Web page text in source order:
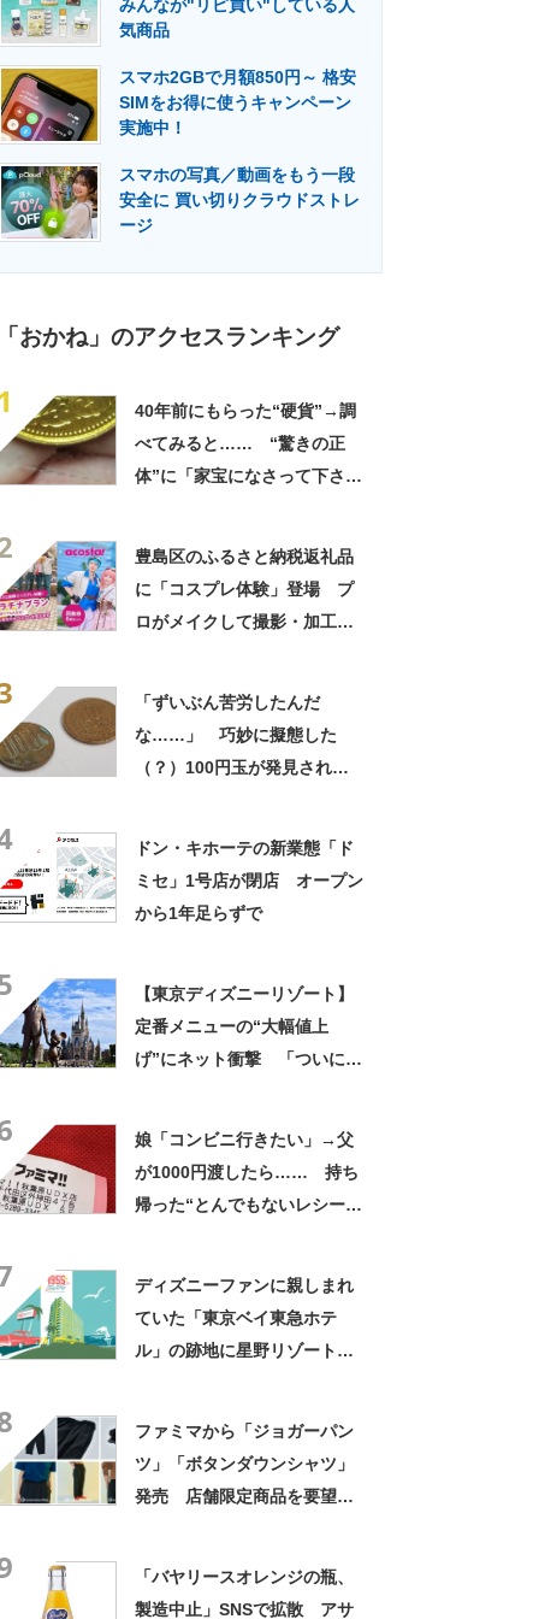
メディア 建設×テクノロジーの最前線
みんなが"リピ買い"している人
気商品
スマホ2GBで月額850円～ 格安
SIMをお得に使うキャンペーン
実施中！
スマホの写真／動画をもう一段
安全に 買い切りクラウドストレ
ージ
おかね」のアクセスランキング
40年前にもらった“硬貨”→調
べてみると…… “驚きの正
体”に「家宝になさって下さ
豊島区のふるさと納税返礼品
に「コスプレ体験」登場 プ
ロがメイクして撮影・加工ま
「ずいぶん苦労したんだ
な……」 巧妙に擬態した
（？）100円玉が発見され話
ドン・キホーテの新業態「ド
ミセ」1号店が閉店 オープン
から1年足らずで
【東京ディズニーリゾート】
定番メニューの“大幅値上
げ”にネット衝撃 「ついにこ
娘「コンビニ行きたい」→父
が1000円渡したら…… 持ち
帰った“とんでもないレシー
ディズニーファンに親しまれ
ていた「東京ベイ東急ホテ
ル」の跡地に星野リゾート進
ファミマから「ジョガーパン
ツ」「ボタンダウンシャツ」
発売 店舗限定商品を要望受
「バヤリースオレンジの瓶、
製造中止」SNSで拡散 アサ